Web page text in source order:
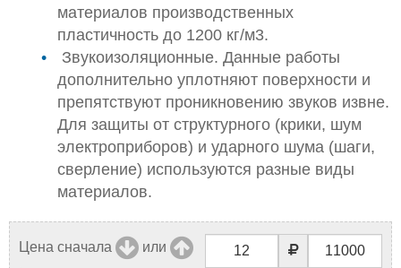
материалов производственных
пластичность до 1200 кг/м3.
Звукоизоляционные. Данные работы
дополнительно уплотняют поверхности и
препятствуют проникновению звуков извне.
Для защиты от структурного (крики, шум
электроприборов) и ударного шума (шаги,
сверление) используются разные виды
материалов.
Цена сначала
или